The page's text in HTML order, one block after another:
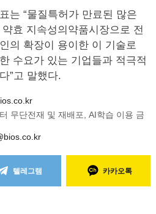
는 “물질특허가 만료된 많은
효 지속성의약품시장으로 전
의 확장이 용이한 이 기술로
수요가 있는 기업들과 적극적
”고 말했다.
무단전재 및 재배포, AI학습 이용 금
텔레그램 카카오톡